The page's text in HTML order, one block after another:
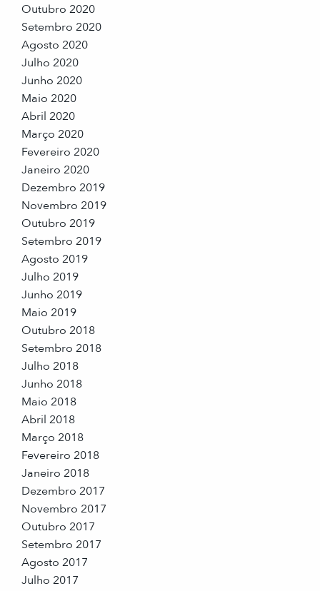
Outubro 2020
Setembro 2020
Agosto 2020
Julho 2020
Junho 2020
Maio 2020
Abril 2020
Março 2020
Fevereiro 2020
Janeiro 2020
Dezembro 2019
Novembro 2019
Outubro 2019
Setembro 2019
Agosto 2019
Julho 2019
Junho 2019
Maio 2019
Outubro 2018
Setembro 2018
Julho 2018
Junho 2018
Maio 2018
Abril 2018
Março 2018
Fevereiro 2018
Janeiro 2018
Dezembro 2017
Novembro 2017
Outubro 2017
Setembro 2017
Agosto 2017
Julho 2017